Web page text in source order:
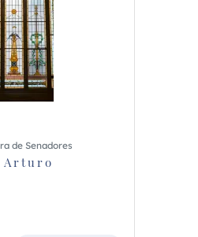
de Senadores
Arturo